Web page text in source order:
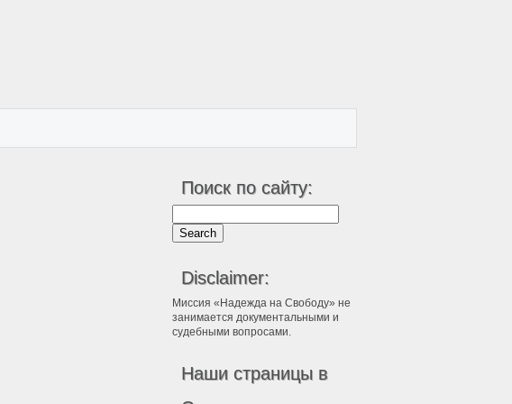
Поиск по сайту:
Disclaimer:
Миссия «Надежда на Свободу» не
занимается документальными и
судебными вопросами.
Наши страницы в